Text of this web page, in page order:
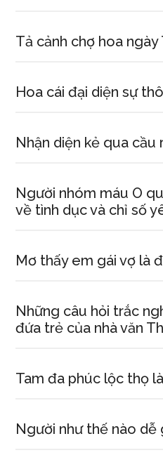
Tả cảnh chợ hoa
Hoa cái đại diện sự
Nhận diện kẻ qua cầu
Người nhóm máu O
về tình dục và chỉ số
Mơ thấy em gái vợ là
Những câu hỏi trắc
đứa trẻ của nhà văn
Tam đa phúc lộc thọ
Người như thế nào dễ